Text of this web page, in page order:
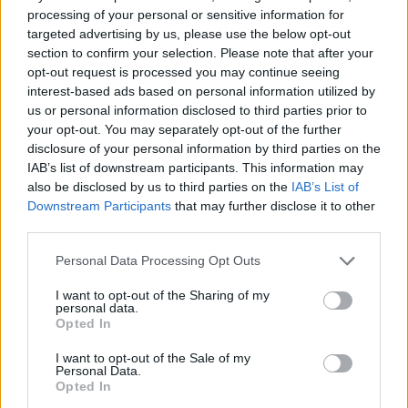
processing of your personal or sensitive information for
targeted advertising by us, please use the below opt-out
section to confirm your selection. Please note that after your
opt-out request is processed you may continue seeing
interest-based ads based on personal information utilized by
us or personal information disclosed to third parties prior to
your opt-out. You may separately opt-out of the further
disclosure of your personal information by third parties on the
IAB’s list of downstream participants. This information may
also be disclosed by us to third parties on the IAB’s List of
Downstream Participants that may further disclose it to other
Please note that this website/app uses one or more Google
not limited to your visit or usage behaviour. You may click to
grant or deny consent to Google and its third-party tags to
use your data for below specified purposes in below Google
consent section.
Personal Data Processing Opt Outs
I want to opt-out of the Sharing of my
personal data.
Opted In
I want to opt-out of the Sale of my
Personal Data.
Opted In
próbálkozások után maradt is az élen, 278 ezreddel
megelőzve Dennis Foggiát. Utána viszont rengetegen
megelőzték, és Darryn Binder vette át a vezetést 1:42.809
másodperccel, megelőzve Diogo Moreirát, Senna Agiust és
a szabadkártyával versenyző Jorge Navarrót.
LET'S SEE WHO CAN GET THROUGH
TO Q2 ⏱️#MOTO2Q1 IS GOOO 🚥
#SPANISHGP🇪🇸
PIC.TWITTER.COM/NZ7HFKGDGS
2024